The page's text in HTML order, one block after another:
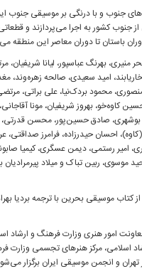
جنوب و با درنگی بر موسیقی جنوب
کشور به اجرا می‌پردازند و قطعاتی
باستان تا دوران معاصر این منطقه
بهرنگ عباسپور، لیانا شریفیان،
امید سعیدی، صالحه زهره‌وند،
محمود بردک‌نیا، علی براتی،
کاوه‌خو، بهروز شریفیان، مونا آقاجانی،
بوشهری، صادق حسین‌پور، محسن قدرتی،
احسان حیدرزاده، فرامرز صداقتی،
امیر رستمی، دیمن عسگری، کیمیا
موسوی، ربین تباک و میلاد پیرمرادیان
در «موزیک تک ۴» از کتاب موسیقی بحرین با ترجمه
معاونت امور هنری وزارت فرهنگ و ارشاد
اسلامی، مرکز هنرهای تجسمی وزارت
و انجمن موسیقی ایران برگزار